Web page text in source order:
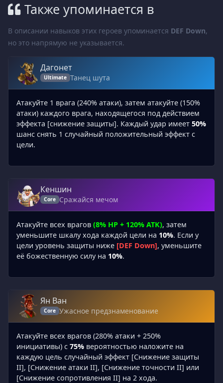
Также упоминается в
В описании навыков этих героев упоминается DEF Down,
но это напрямую не указывается.
Дагонет
Ultimate Танец шута
Атакуйте 1 врага (240% атаки), затем атакуйте (150%
атаки) каждого врага, находящегося под действием
эффекта [снижение защиты]. Каждый удар имеет 50%
шанс снять 1 случайный положительный эффект с
цели.
Кеншин
Core Сражайся мечом
Атакуйте всех врагов (8% HP + 120% ATK), затем
уменьшите шкалу хода каждой цели на 10%. Если у
цели уровень защиты ниже [DEF Down], уменьшите
её божественную силу на 10%.
Ян Ван
Core Ужасное предзнаменование
Атакуйте всех врагов (280% атаки + 250%
инициативы) с 75% вероятностью наложите на
каждую цель случайный эффект [Снижение защиты
II], [Снижение атаки II], [Снижение точности II] или
[Снижение сопротивления II] на 2 хода.